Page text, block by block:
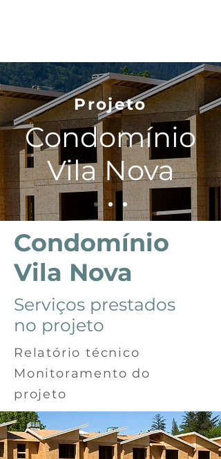
Condomínio
Vila Nova
Serviços prestados
no projeto
Relatório técnico
Monitoramento do
projeto
Projeto
Condomínio
Vila Nova